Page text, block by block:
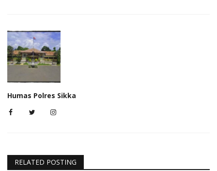
Humas Polres Sikka
RELATED POSTING